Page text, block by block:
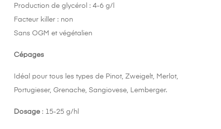
Production de glycérol : 4-6 g/l
Facteur killer : non
Sans OGM et végétalien
Cépages
Idéal pour tous les types de Pinot, Zweigelt, Merlot,
Portugieser, Grenache, Sangiovese, Lemberger.
Dosage: 15-25 g/hl